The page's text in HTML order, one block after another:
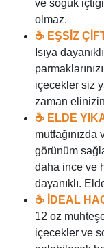
ve soğuk
olmaz.
☕ EŞSİZ
Isıya
içecekler siz
zaman
☕ ELDE
görünüm
daha ince ve
dayanıklı.
☕
İDEAL
12 oz
içecekler ve